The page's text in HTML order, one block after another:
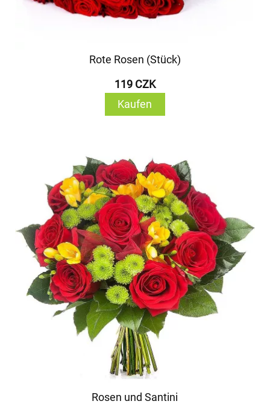
Rote Rosen (Stück)
119 CZK
Kaufen
Rosen und Santini